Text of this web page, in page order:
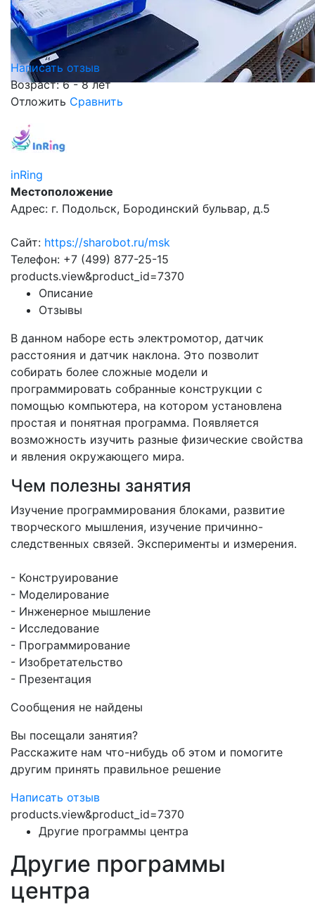
Написать отзыв
Возраст: 6 - 8 лет
Отложить Сравнить
inRing
Местоположение
Адрес: г. Подольск, Бородинский бульвар, д.5
Сайт: https://sharobot.ru/msk
Телефон: +7 (499) 877-25-15
products.view&product_id=7370
Описание
Отзывы
В данном наборе есть электромотор, датчик
расстояния и датчик наклона. Это позволит
собирать более сложные модели и
программировать собранные конструкции с
помощью компьютера, на котором установлена
простая и понятная программа. Появляется
возможность изучить разные физические свойства
и явления окружающего мира.
Чем полезны занятия
Изучение программирования блоками, развитие
творческого мышления, изучение причинно-
следственных связей. Эксперименты и измерения.
- Конструирование
- Моделирование
- Инженерное мышление
- Исследование
- Программирование
- Изобретательство
- Презентация
Сообщения не найдены
Вы посещали занятия?
Расскажите нам что-нибудь об этом и помогите
другим принять правильное решение
Написать отзыв
products.view&product_id=7370
Другие программы центра
Другие программы
центра